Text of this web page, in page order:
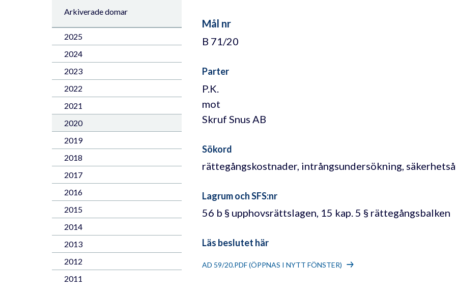
Arkiverade domar
2025
2024
2023
2022
2021
2020
2019
2018
2017
2016
2015
2014
2013
2012
2011
Mål nr
B 71/20
Parter
P.K.
mot
Skruf Snus AB
Sökord
rättegångskostnader, intrångsundersökning,
Lagrum och SFS:nr
56 b § upphovsrättslagen, 15 kap. 5 § rättegångsbalken
Läs beslutet här
AD 59/20.PDF (ÖPPNAS I NYTT FÖNSTER)